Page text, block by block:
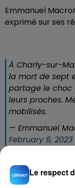
Emmanuel
exprimé sur ses
À Charly-sur-
la mort de sept
partage le choc
leurs proches.
mobilisés.
— Emmanuel
February 6, 2023
Le respect